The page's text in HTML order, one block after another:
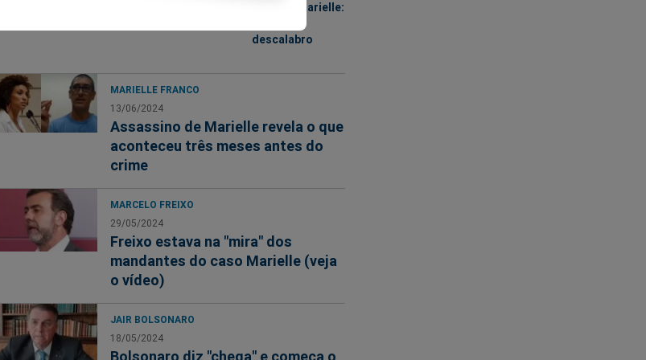
no Caso Marielle:
descalabro
MARIELLE FRANCO
13/06/2024
Assassino de Marielle revela o que
aconteceu três meses antes do
crime
MARCELO FREIXO
29/05/2024
Freixo estava na "mira" dos
mandantes do caso Marielle (veja
o vídeo)
JAIR BOLSONARO
18/05/2024
Bolsonaro diz "chega" e começa o